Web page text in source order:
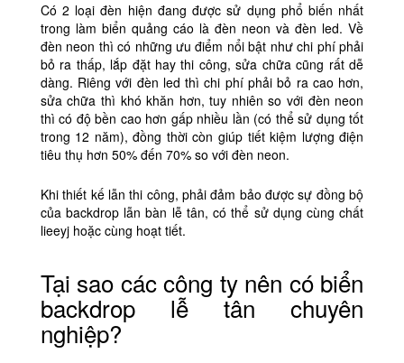
Có 2 loại đèn hiện đang được sử dụng phổ biến nhất
trong làm biển quảng cáo là đèn neon và đèn led. Về
đèn neon thì có những ưu điểm nổi bật như chi phí phải
bỏ ra thấp, lắp đặt hay thi công, sửa chữa cũng rất dễ
dàng. Riêng với đèn led thì chi phí phải bỏ ra cao hơn,
sửa chữa thì khó khăn hơn, tuy nhiên so với đèn neon
thì có độ bền cao hơn gấp nhiều lần (có thể sử dụng tốt
trong 12 năm), đồng thời còn giúp tiết kiệm lượng điện
tiêu thụ hơn 50% đến 70% so với đèn neon.
Khi thiết kế lẫn thi công, phải đảm bảo được sự đồng bộ
của backdrop lẫn bàn lễ tân, có thể sử dụng cùng chất
lieeyj hoặc cùng hoạt tiết.
Tại sao các công ty nên có biển
backdrop lễ tân chuyên
nghiệp?